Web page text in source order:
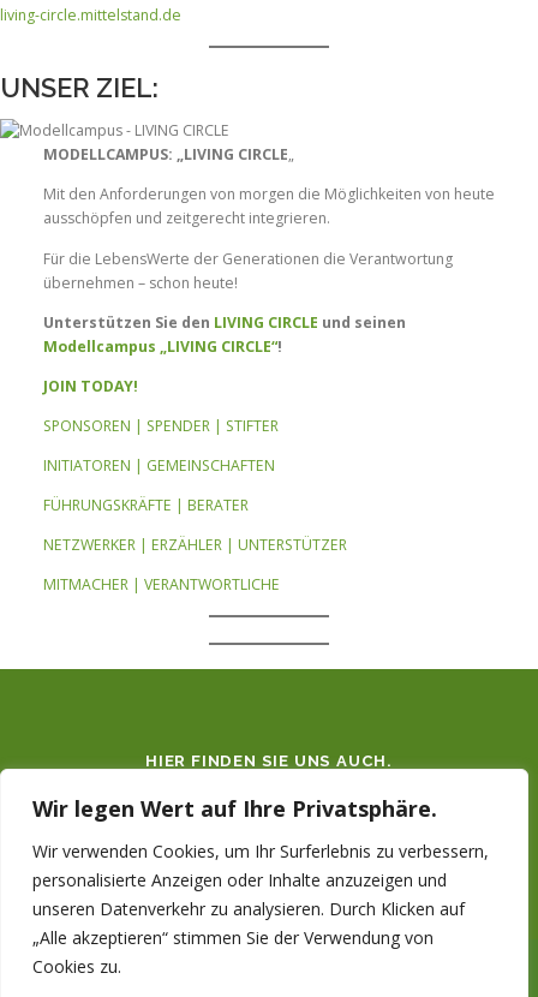
Wir legen Wert auf Ihre Privatsphäre.
Wir verwenden Cookies, um Ihr Surferlebnis zu verbessern,
personalisierte Anzeigen oder Inhalte anzuzeigen und
unseren Datenverkehr zu analysieren. Durch Klicken auf
„Alle akzeptieren“ stimmen Sie der Verwendung von
Cookies zu.
living-circle.mittelstand.de
UNSER ZIEL:
MODELLCAMPUS: „LIVING CIRCLE„
Mit den Anforderungen von morgen die Möglichkeiten von heute
ausschöpfen und zeitgerecht integrieren.
Für die LebensWerte der Generationen die Verantwortung
übernehmen – schon heute!
Unterstützen Sie den LIVING CIRCLE und seinen
Modellcampus „LIVING CIRCLE“!
JOIN TODAY!
SPONSOREN | SPENDER | STIFTER
INITIATOREN | GEMEINSCHAFTEN
FÜHRUNGSKRÄFTE | BERATER
NETZWERKER | ERZÄHLER | UNTERSTÜTZER
MITMACHER | VERANTWORTLICHE
HIER FINDEN SIE UNS AUCH.